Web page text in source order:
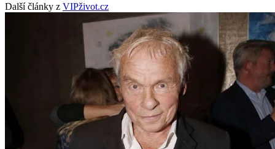
Další články z VIPživot.cz